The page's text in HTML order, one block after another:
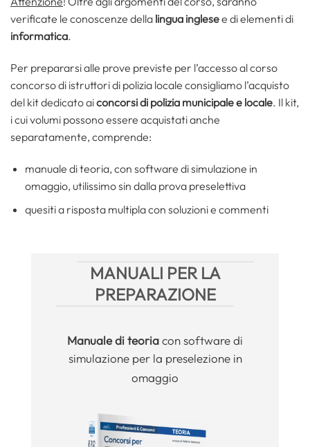
verificate le conoscenze della lingua inglesee di elementi di
informatica.
Per prepararsi alle prove previste per l’accesso al corso
concorso di istruttori di polizia locale consigliamo l’acquisto
del kit dedicato aiconcorsi di polizia municipale e locale. Il kit,
i cui volumi possono essere acquistati anche
separatamente, comprende:
manuale di teoria, con software di simulazione in
omaggio, utilissimo sin dalla prova preselettiva
quesiti a risposta multipla con soluzioni e commenti
MANUALI PER LA
PREPARAZIONE
Manualedi teoriacon software di
simulazione per la preselezione in
omaggio